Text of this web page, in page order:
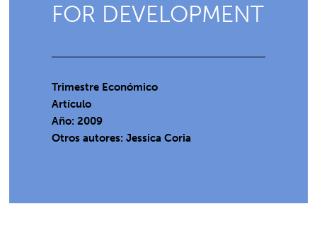
FOR DEVELOPMENT
Trimestre Económico
Artículo
Año: 2009
Otros autores: Jessica Coria